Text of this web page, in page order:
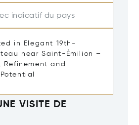
indicatif du pays
VISITE DE